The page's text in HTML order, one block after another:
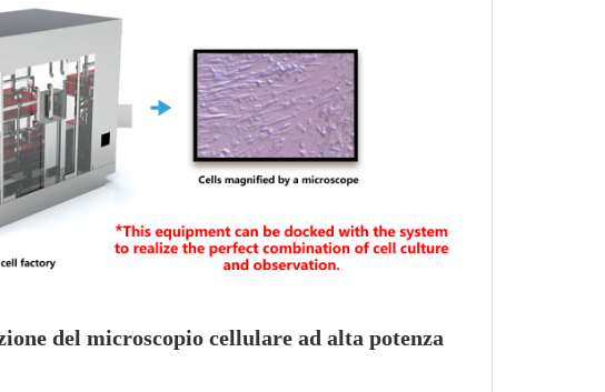
del microscopio cellulare ad alta potenza